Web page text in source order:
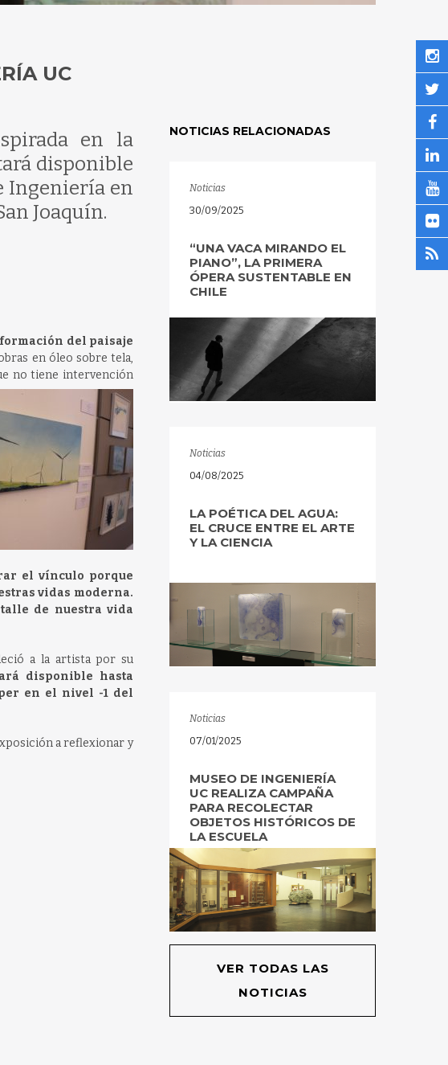
UC
en la
disponible
Ingeniería en
Joaquín.
del paisaje
en óleo sobre tela,
no tiene intervención
el vínculo porque
vidas moderna.
de nuestra vida
a la artista por su
disponible hasta
en el nivel -1 del
a reflexionar y
NOTICIAS RELACIONADAS
Noticias
30/09/2025
“UNA VACA MIRANDO EL
PIANO”, LA PRIMERA
ÓPERA SUSTENTABLE EN
CHILE
Noticias
04/08/2025
LA POÉTICA DEL AGUA:
EL CRUCE ENTRE EL ARTE
Y LA CIENCIA
Noticias
07/01/2025
MUSEO DE INGENIERÍA
UC REALIZA CAMPAÑA
PARA RECOLECTAR
OBJETOS HISTÓRICOS DE
LA ESCUELA
VER TODAS LAS
NOTICIAS